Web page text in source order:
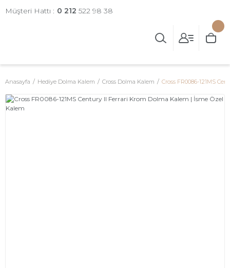
Müşteri Hattı : 0 212 522 98 38
Anasayfa Hediye Dolma Kalem Cross Dolma Kalem Cross FR0086-121MS